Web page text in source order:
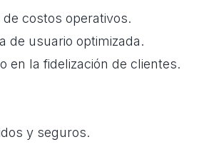
de costos operativos.
de usuario optimizada.
en la fidelización de clientes.
y seguros.